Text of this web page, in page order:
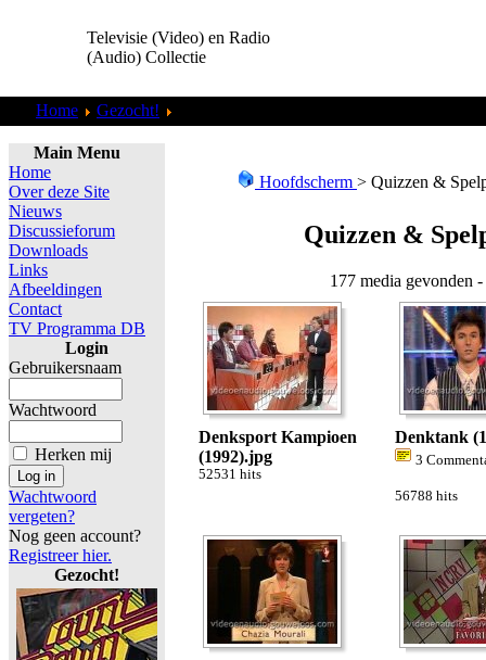
Televisie (Video) en Radio
(Audio) Collectie
Home Gezocht!
Main Menu
Home
Over deze Site
Nieuws
Discussieforum
Downloads
Links
Afbeeldingen
Contact
TV Programma DB
Login
Gebruikersnaam
Wachtwoord
Herken mij
Wachtwoord
vergeten?
Nog geen account?
Registreer hier.
Gezocht!
Hoofdscherm > Quizzen &
Quizzen &
177 media gevonden
Denksport Kampioen
(1992).jpg
52531 hits
Denktank
3
56788 hits